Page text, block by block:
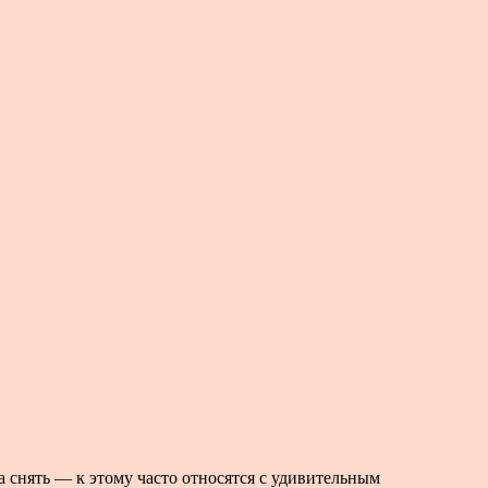
снять — к этому часто относятся с удивительным